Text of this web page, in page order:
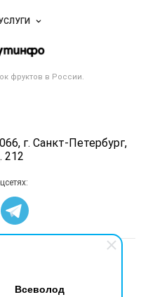
Всеволод
фруктов в России.
г. Санкт-Петербург,
212
рекламы
оферта
данных
рынка
Все права защищены.